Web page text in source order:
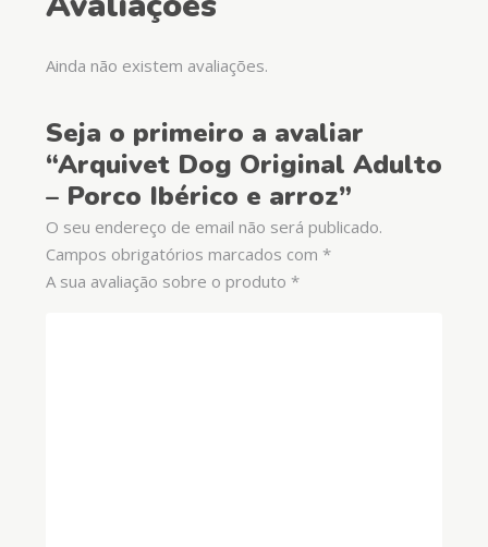
Ainda não existem avaliações.
Seja o primeiro a avaliar
“Arquivet Dog Original Adulto
– Porco Ibérico e arroz”
O seu endereço de email não será publicado.
Campos obrigatórios marcados com *
A sua avaliação sobre o produto *